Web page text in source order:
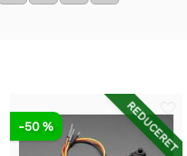
REDUCERET
-50 %